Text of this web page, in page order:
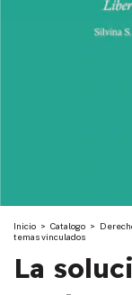
Inicio > Catalogo >
temas vinculados
La